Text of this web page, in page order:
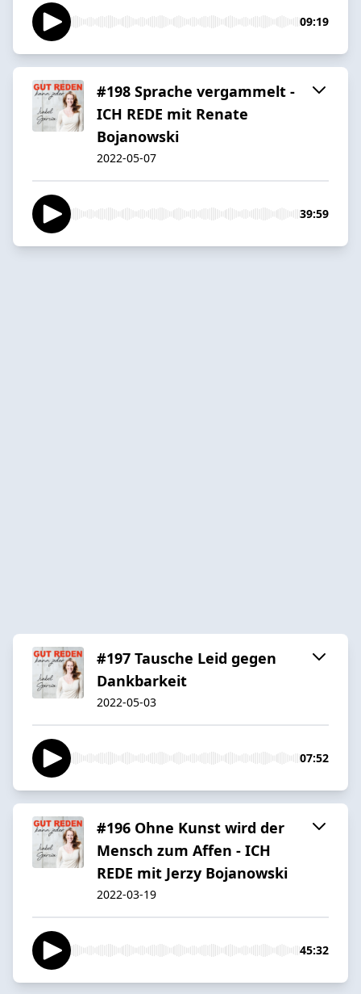
09:19
#198 Sprache vergammelt -
ICH REDE mit Renate
Bojanowski
2022-05-07
39:59
#197 Tausche Leid gegen
Dankbarkeit
2022-05-03
07:52
#196 Ohne Kunst wird der
Mensch zum Affen - ICH
REDE mit Jerzy Bojanowski
2022-03-19
45:32